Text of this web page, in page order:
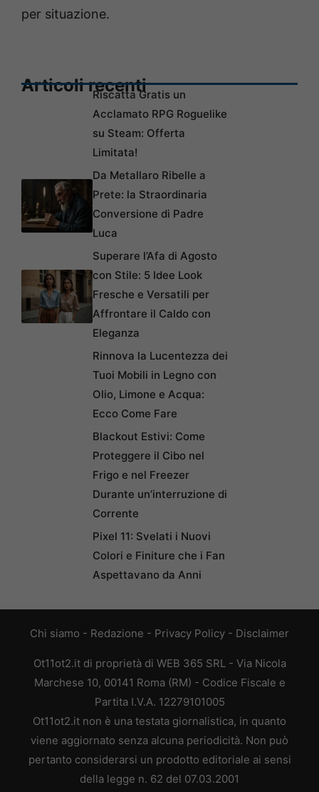
per situazione.
Articoli recenti
Riscatta Gratis un
Acclamato RPG Roguelike
su Steam: Offerta
Limitata!
Da Metallaro Ribelle a
Prete: la Straordinaria
Conversione di Padre
Luca
Superare l’Afa di Agosto
con Stile: 5 Idee Look
Fresche e Versatili per
Affrontare il Caldo con
Eleganza
Rinnova la Lucentezza dei
Tuoi Mobili in Legno con
Olio, Limone e Acqua:
Ecco Come Fare
Blackout Estivi: Come
Proteggere il Cibo nel
Frigo e nel Freezer
Durante un’interruzione di
Corrente
Pixel 11: Svelati i Nuovi
Colori e Finiture che i Fan
Aspettavano da Anni
Chi siamo - Redazione - Privacy Policy - Disclaimer
Ot11ot2.it di proprietà di WEB 365 SRL - Via Nicola
Marchese 10, 00141 Roma (RM) - Codice Fiscale e
Partita I.V.A. 12279101005
Ot11ot2.it non è una testata giornalistica, in quanto
viene aggiornato senza alcuna periodicità. Non può
pertanto considerarsi un prodotto editoriale ai sensi
della legge n. 62 del 07.03.2001